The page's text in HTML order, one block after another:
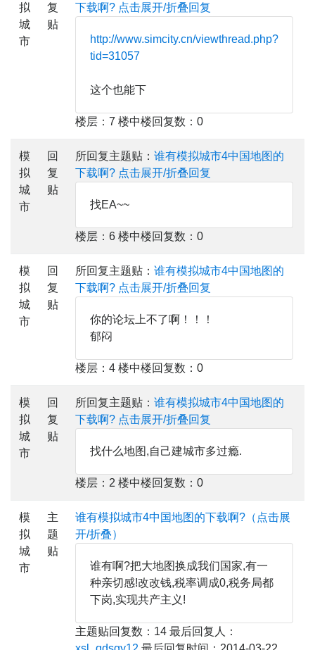
拟
城
市
复
贴
下载啊? 点击展开/折叠回复
http://www.simcity.cn/viewthread.php?
tid=31057
这个也能下
楼层：7 楼中楼回复数：0
模
拟
城
市
回
复
贴
所回复主题贴： 谁有模拟城市4中国地图的
下载啊? 点击展开/折叠回复
找EA~~
楼层：6 楼中楼回复数：0
模
拟
城
市
回
复
贴
所回复主题贴： 谁有模拟城市4中国地图的
下载啊? 点击展开/折叠回复
你的论坛上不了啊！！！
郁闷
楼层：4 楼中楼回复数：0
模
拟
城
市
回
复
贴
所回复主题贴： 谁有模拟城市4中国地图的
下载啊? 点击展开/折叠回复
找什么地图,自己建城市多过瘾.
楼层：2 楼中楼回复数：0
模
拟
城
市
主
题
贴
谁有模拟城市4中国地图的下载啊?（点击展
开/折叠）
谁有啊?把大地图换成我们国家,有一
种亲切感!改改钱,税率调成0,税务局都
下岗,实现共产主义!
主题贴回复数：14 最后回复人：